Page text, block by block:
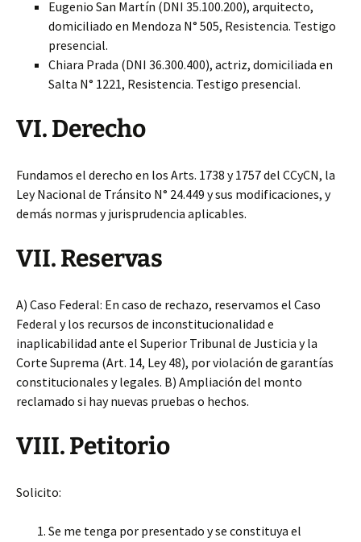
Eugenio San Martín (DNI 35.100.200), arquitecto,
domiciliado en Mendoza N° 505, Resistencia. Testigo
presencial.
Chiara Prada (DNI 36.300.400), actriz, domiciliada en
Salta N° 1221, Resistencia. Testigo presencial.
VI. Derecho
Fundamos el derecho en los Arts. 1738 y 1757 del CCyCN, la
Ley Nacional de Tránsito N° 24.449 y sus modificaciones, y
demás normas y jurisprudencia aplicables.
VII. Reservas
A) Caso Federal: En caso de rechazo, reservamos el Caso
Federal y los recursos de inconstitucionalidad e
inaplicabilidad ante el Superior Tribunal de Justicia y la
Corte Suprema (Art. 14, Ley 48), por violación de garantías
constitucionales y legales. B) Ampliación del monto
reclamado si hay nuevas pruebas o hechos.
VIII. Petitorio
Solicito:
Se me tenga por presentado y se constituya el